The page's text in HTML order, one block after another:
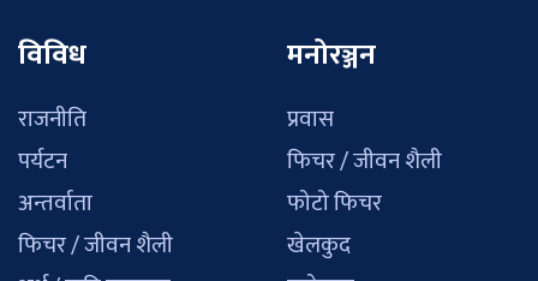
विविध
राजनीति
पर्यटन
अन्तर्वाता
फिचर / जीवन शैली
मनोरञ्जन
प्रवास
फिचर / जीवन शैली
फोटो फिचर
खेलकुद